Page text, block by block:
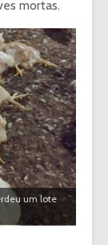
mortas.
um lote